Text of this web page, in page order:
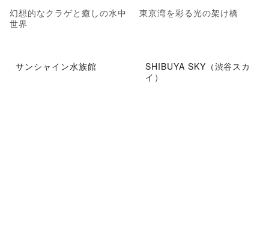
幻想的なクラゲと癒しの水中
世界
東京湾を彩る光の架け橋
サンシャイン水族館
SHIBUYA SKY（渋谷スカ
イ）